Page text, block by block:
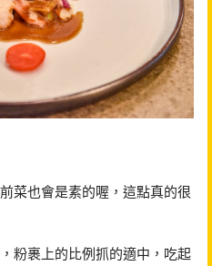
菜也會是素的喔，這點真的很
粉裹上的比例抓的適中，吃起